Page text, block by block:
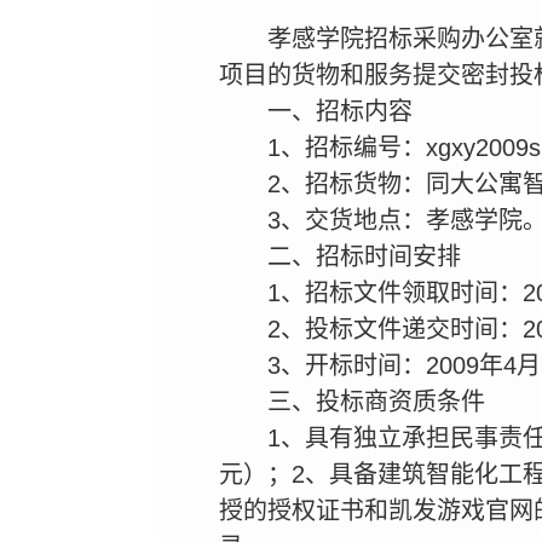
孝感学院招标采购办公
项目的货物和服务提交密封投
一、招标内容
1、招标编号：
2、招标货物：同大公寓
3、交货地点：孝感学院
二、招标时间安排
1、招标文件领取时间：
2、投标文件递交时间：
3、开标时间：2009年4
三、投标商资质条件
1、具有独立承担民事责
元）；2、具备建筑智能化工
授的授权证书和凯发游戏官